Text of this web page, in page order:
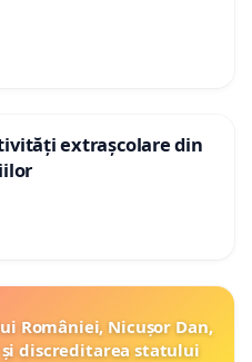
extrașcolare din
României, Nicușor Dan,
discreditarea statului